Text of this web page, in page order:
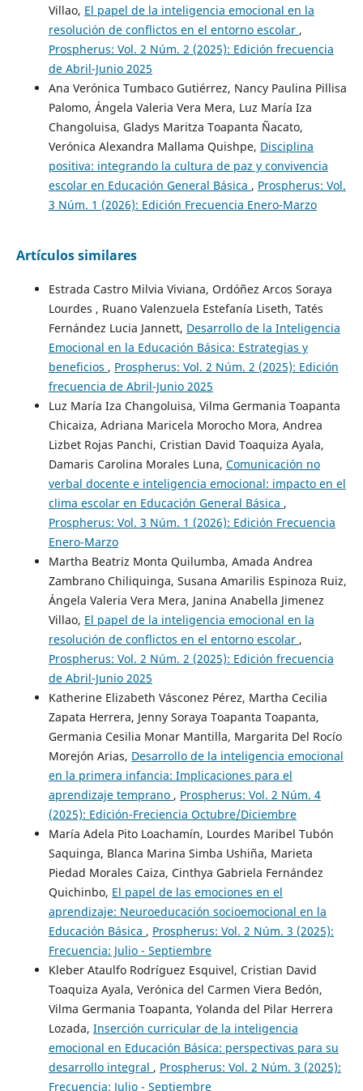
Villao, El papel de la inteligencia emocional en la
resolución de conflictos en el entorno escolar ,
Prospherus: Vol. 2 Núm. 2 (2025): Edición frecuencia
de Abril-Junio 2025
Ana Verónica Tumbaco Gutiérrez, Nancy Paulina Pillisa
Palomo, Ángela Valeria Vera Mera, Luz María Iza
Changoluisa, Gladys Maritza Toapanta Ñacato,
Verónica Alexandra Mallama Quishpe, Disciplina
positiva: integrando la cultura de paz y convivencia
escolar en Educación General Básica , Prospherus: Vol.
3 Núm. 1 (2026): Edición Frecuencia Enero-Marzo
Artículos similares
Estrada Castro Milvia Viviana, Ordóñez Arcos Soraya
Lourdes , Ruano Valenzuela Estefanía Liseth, Tatés
Fernández Lucia Jannett, Desarrollo de la Inteligencia
Emocional en la Educación Básica: Estrategias y
beneficios , Prospherus: Vol. 2 Núm. 2 (2025): Edición
frecuencia de Abril-Junio 2025
Luz María Iza Changoluisa, Vilma Germania Toapanta
Chicaiza, Adriana Maricela Morocho Mora, Andrea
Lizbet Rojas Panchi, Cristian David Toaquiza Ayala,
Damaris Carolina Morales Luna, Comunicación no
verbal docente e inteligencia emocional: impacto en el
clima escolar en Educación General Básica ,
Prospherus: Vol. 3 Núm. 1 (2026): Edición Frecuencia
Enero-Marzo
Martha Beatriz Monta Quilumba, Amada Andrea
Zambrano Chiliquinga, Susana Amarilis Espinoza Ruiz,
Ángela Valeria Vera Mera, Janina Anabella Jimenez
Villao, El papel de la inteligencia emocional en la
resolución de conflictos en el entorno escolar ,
Prospherus: Vol. 2 Núm. 2 (2025): Edición frecuencia
de Abril-Junio 2025
Katherine Elizabeth Vásconez Pérez, Martha Cecilia
Zapata Herrera, Jenny Soraya Toapanta Toapanta,
Germania Cesilia Monar Mantilla, Margarita Del Rocío
Morejón Arias, Desarrollo de la inteligencia emocional
en la primera infancia: Implicaciones para el
aprendizaje temprano , Prospherus: Vol. 2 Núm. 4
(2025): Edición-Freciencia Octubre/Diciembre
María Adela Pito Loachamín, Lourdes Maribel Tubón
Saquinga, Blanca Marina Simba Ushiña, Marieta
Piedad Morales Caiza, Cinthya Gabriela Fernández
Quichinbo, El papel de las emociones en el
aprendizaje: Neuroeducación socioemocional en la
Educación Básica , Prospherus: Vol. 2 Núm. 3 (2025):
Frecuencia: Julio - Septiembre
Kleber Ataulfo Rodríguez Esquivel, Cristian David
Toaquiza Ayala, Verónica del Carmen Viera Bedón,
Vilma Germania Toapanta, Yolanda del Pilar Herrera
Lozada, Inserción curricular de la inteligencia
emocional en Educación Básica: perspectivas para su
desarrollo integral , Prospherus: Vol. 2 Núm. 3 (2025):
Frecuencia: Julio - Septiembre